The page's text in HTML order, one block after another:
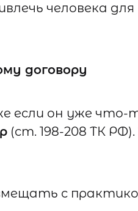
человека для
договору
если он уже что-
(ст. 198-208 ТК
с